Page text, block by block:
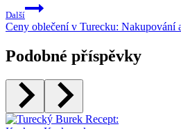
Další
Ceny oblečení v Turecku: Nakupování
Podobné příspěvky